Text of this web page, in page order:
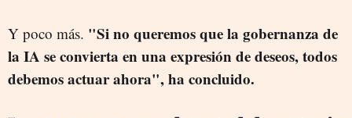
Y poco más. "Si no queremos que la gobernanza de
la IA se convierta en una expresión de deseos, todos
debemos actuar ahora", ha concluido.